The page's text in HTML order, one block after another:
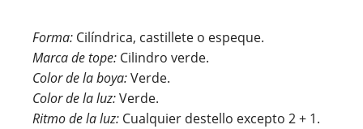
Forma: Cilíndrica, castillete o espeque.
Marca de tope: Cilindro verde.
Color de la boya:Verde.
Color de la luz:Verde.
Ritmo de la luz: Cualquier destello excepto 2 + 1.